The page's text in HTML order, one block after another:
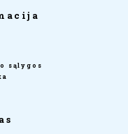
sąlygos